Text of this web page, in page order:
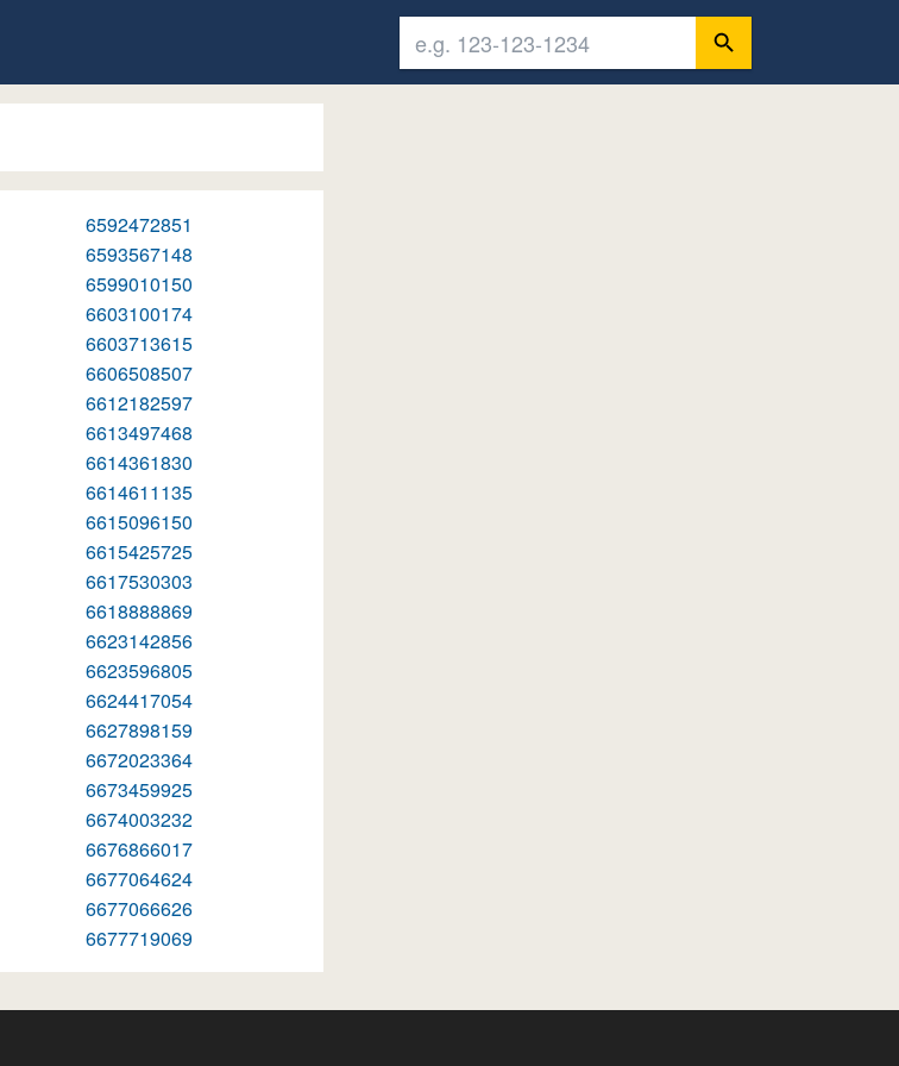
6592472851
6593567148
6599010150
6603100174
6603713615
6606508507
6612182597
6613497468
6614361830
6614611135
6615096150
6615425725
6617530303
6618888869
6623142856
6623596805
6624417054
6627898159
6672023364
6673459925
6674003232
6676866017
6677064624
6677066626
6677719069